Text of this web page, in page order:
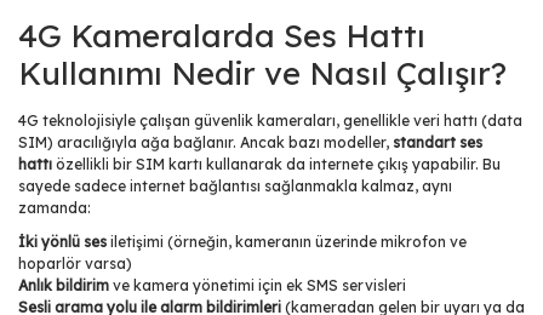
4G Kameralarda Ses Hattı
Kullanımı Nedir ve Nasıl Çalışır?
4G teknolojisiyle çalışan güvenlik kameraları, genellikle veri hattı (data
SIM) aracılığıyla ağa bağlanır. Ancak bazı modeller, standart ses
hattı özellikli bir SIM kartı kullanarak da internete çıkış yapabilir. Bu
sayede sadece internet bağlantısı sağlanmakla kalmaz, aynı
zamanda:
İki yönlü ses iletişimi (örneğin, kameranın üzerinde mikrofon ve
hoparlör varsa)
Anlık bildirim ve kamera yönetimi için ek SMS servisleri
Sesli arama yolu ile alarm bildirimleri (kameradan gelen bir uyarı ya da